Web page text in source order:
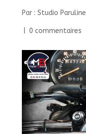
Par : Studio Paruline
0 commentaires